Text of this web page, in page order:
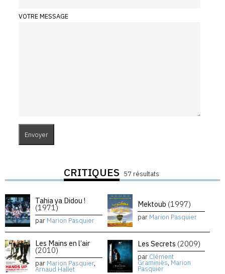
VOTRE MESSAGE
CRITIQUES 57 résultats
Tahia ya Didou !
(1971)
par Marion Pasquier
Mektoub (1997)
par Marion Pasquier
Les Mains en l’air
(2010)
par Marion Pasquier,
Arnaud Hallet
Les Secrets (2009)
par Clément
Graminiès, Marion
Pasquier